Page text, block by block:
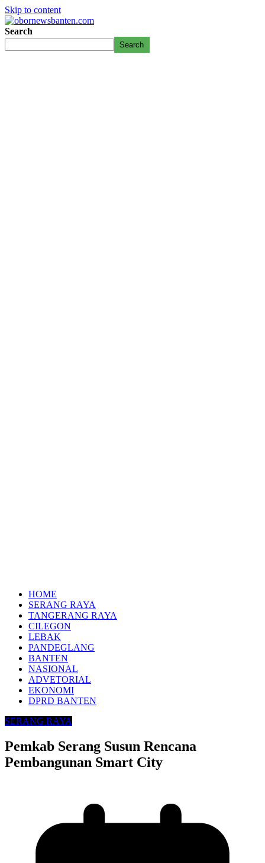
Skip to content
Search
Search
HOME
SERANG RAYA
TANGERANG RAYA
CILEGON
LEBAK
PANDEGLANG
BANTEN
NASIONAL
ADVETORIAL
EKONOMI
DPRD BANTEN
SERANG RAYA
Pemkab Serang Susun Rencana
Pembangunan Smart City